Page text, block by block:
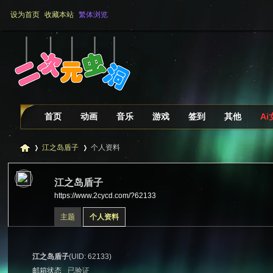
设为首页 收藏本站 繁体浏览
首页 动画 音乐 游戏 签到 其他 Ai
江之岛盾子
›
个人资料
江之岛盾子
https://www.2cycd.com/?62133
主题 个人资料
江之岛盾子(UID: 62133)
邮箱状态
已验证